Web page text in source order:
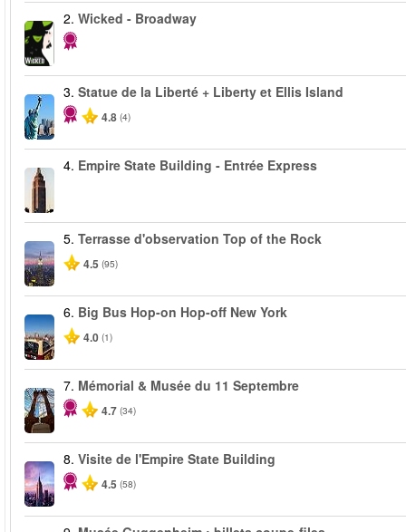
2. Wicked - Broadway
3. Statue de la Liberté + Liberty et Ellis Island
4.8 (4)
4. Empire State Building - Entrée Express
5. Terrasse d'observation Top of the Rock
4.5 (95)
6. Big Bus Hop-on Hop-off New York
4.0 (1)
7. Mémorial & Musée du 11 Septembre
4.7 (34)
8. Visite de l'Empire State Building
4.5 (58)